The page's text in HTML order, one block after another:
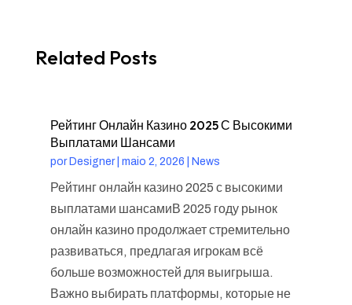
Related Posts
Рейтинг Онлайн Казино 2025 С Высокими
Выплатами Шансами
por Designer| maio 2, 2026 News
Рейтинг онлайн казино 2025 с высокими
выплатами шансамиВ 2025 году рынок
онлайн казино продолжает стремительно
развиваться, предлагая игрокам всё
больше возможностей для выигрыша.
Важно выбирать платформы, которые не